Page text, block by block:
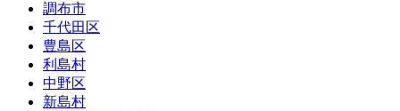
調布市
千代田区
豊島区
利島村
中野区
新島村